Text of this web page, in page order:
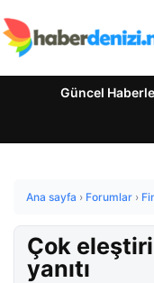
Güncel
Ana sayfa › Forumlar ›
Çok
yanıtı